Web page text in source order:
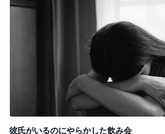
彼氏がいるのにやらかした飲み会